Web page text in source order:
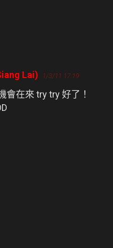
Lai) 1/3/11 17:19
會在來 try try 好了！